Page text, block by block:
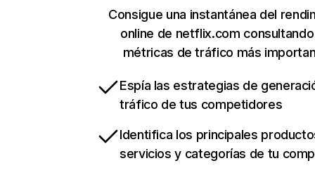
Consigue una instantánea del
online de netflix.com
métricas de tráfico más
Espía las estrategias de
tráfico de tus competidores
Identifica los principales
servicios y categorías de tu